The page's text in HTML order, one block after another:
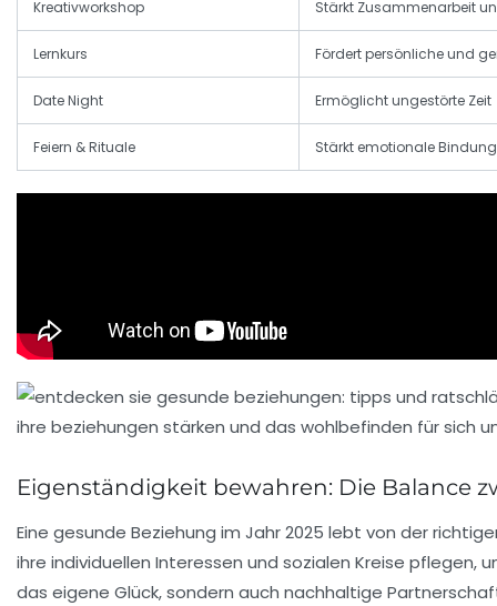
Kreativworkshop Stärkt Zusammenarbeit
Lernkurs Fördert persönliche und
Date Night Ermöglicht ungestörte Zeit
Feiern & Rituale Stärkt emotionale Bindung
Eigenständigkeit bewahren: Die Balance
Eine gesunde Beziehung im Jahr 2025 lebt von der
ihre individuellen Interessen und sozialen Kreise
das eigene Glück, sondern auch nachhaltige